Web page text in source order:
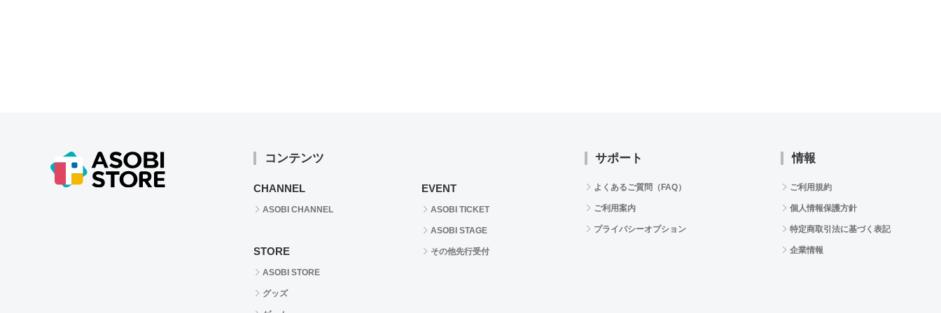
コンテンツ
CHANNEL
ASOBI CHANNEL
STORE
ASOBI STORE
グッズ
EVENT
ASOBI TICKET
ASOBI STAGE
その他先行受付
サポート
よくあるご質問（FAQ）
ご利用案内
プライバシーオプション
情報
ご利用規約
個人情報保護方針
特定商取引法に基づく表記
企業情報